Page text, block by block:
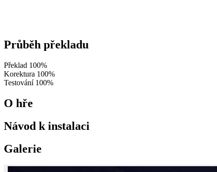
Průběh překladu
Překlad 100%
Korektura 100%
Testování 100%
O hře
Návod k instalaci
Galerie